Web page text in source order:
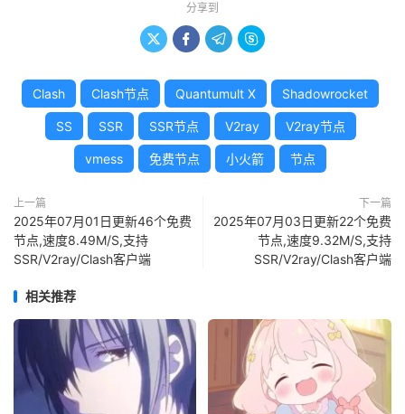
分享到
   
Clash Clash节点 Quantumult X Shadowrocket
SS SSR SSR节点 V2ray V2ray节点
vmess 免费节点 小火箭 节点
上一篇
2025年07月01日更新46个免费
节点,速度8.49M/S,支持
SSR/V2ray/Clash客户端
下一篇
2025年07月03日更新22个免费
节点,速度9.32M/S,支持
SSR/V2ray/Clash客户端
相关推荐